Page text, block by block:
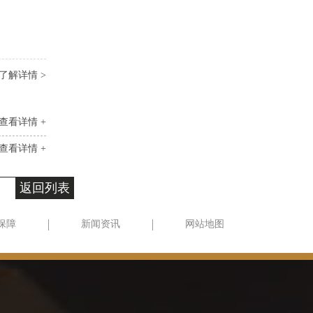
了解详情 >
看详情 +
看详情 +
返回列表
障 新闻资讯 网站地图